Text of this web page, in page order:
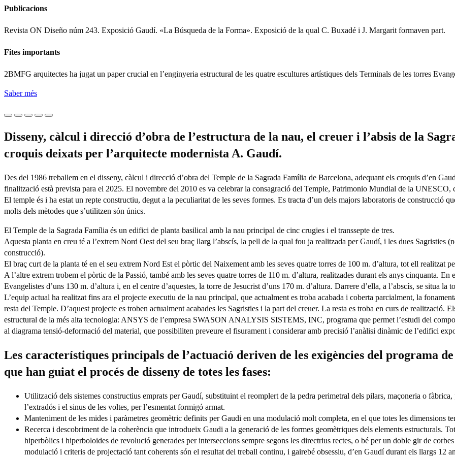
Publicacions
Revista ON Diseño núm 243. Exposició Gaudí. «La Búsqueda de la Forma». Exposició de la qual C. Buxadé i J. Margarit formaven part.
Fites importants
2BMFG arquitectes ha jugat un paper crucial en l’enginyeria estructural de les quatre escultures artístiques dels Terminals de les torres
Saber més
Disseny, càlcul i direcció d’obra de l’estructura de la nau, el creuer i l’absis de la
croquis deixats per l’arquitecte modernista A. Gaudí.
Des del 1986 treballem en el disseny, càlcul i direcció d’obra del Temple de la Sagrada Família de Barcelona, adequant els croquis d’en
finalització està prevista para el 2025. El novembre del 2010 es va celebrar la consagració del Temple, Patrimonio Mundial de la UNESCO,
El temple és i ha estat un repte constructiu, degut a la peculiaritat de les seves formes. Es tracta d’un dels majors laboratoris de construcció
molts dels mètodes que s’utilitzen són únics.
El Temple de la Sagrada Família és un edifici de planta basilical amb la nau principal de cinc crugies i el transsepte de tres.
Aquesta planta en creu té a l’extrem Nord Oest del seu braç llarg l’abscís, la pell de la qual fou ja realitzada per Gaudí, i les dues Sagristies
construcció).
El braç curt de la planta té en el seu extrem Nord Est el pòrtic del Naixement amb les seves quatre torres de 100 m. d’altura, tot ell realitzat
A l’altre extrem trobem el pòrtic de la Passió, també amb les seves quatre torres de 110 m. d’altura, realitzades durant els anys cinquanta.
Evangelistes d’uns 130 m. d’altura i, en el centre d’aquestes, la torre de Jesucrist d’uns 170 m. d’altura. Darrere d’ella, a l’abscís, se situa la
L’equip actual ha realitzat fins ara el projecte executiu de la nau principal, que actualment es troba acabada i coberta parcialment, la
resta del Temple. D’aquest projecte es troben actualment acabades les Sagristies i la part del creuer. La resta es troba en curs de realització.
estructural de la més alta tecnologia: ANSYS de l’empresa SWASON ANALYSIS SISTEMS, INC, programa que permet l’estudi del
al diagrama tensió-deformació del material, que possibiliten preveure el fisurament i considerar amb precisió l’anàlisi dinàmic de l’edifici
Les característiques principals de l’actuació deriven de les exigències del programa de
que han guiat el procés de disseny de totes les fases:
Utilització dels sistemes constructius emprats per Gaudí, substituint el reomplert de la pedra perimetral dels pilars, maçoneria o
l’extradós i el sinus de les voltes, per l’esmentat formigó armat.
Manteniment de les mides i paràmetres geomètric definits per Gaudi en una modulació molt completa, en el que totes les dimensions
Recerca i descobriment de la coherència que introdueix Gaudi a la generació de les formes geomètriques dels elements estructurals.
hiperbòlics i hiperboloides de revolució generades per interseccions sempre segons les directrius rectes, o bé per un doble gir de
modulació i criteris de projectació tant coherents són el resultat del treball continu, i gairebé obsessiu, d’en Gaudí durant els llargs 12